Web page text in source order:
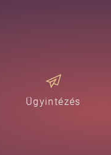
Ügyintézés